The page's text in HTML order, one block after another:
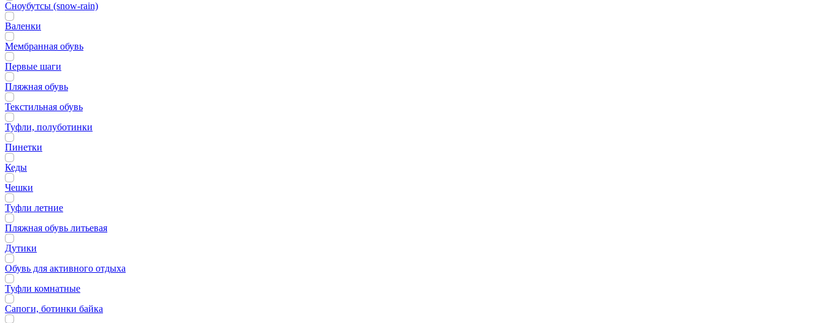
Сноубутсы (snow-rain)
Валенки
Мембранная обувь
Первые шаги
Пляжная обувь
Текстильная обувь
Туфли, полуботинки
Пинетки
Кеды
Чешки
Туфли летние
Пляжная обувь литьевая
Дутики
Обувь для активного отдыха
Туфли комнатные
Сапоги, ботинки байка